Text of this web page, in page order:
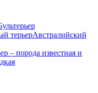
Австралийский
– порода известная и